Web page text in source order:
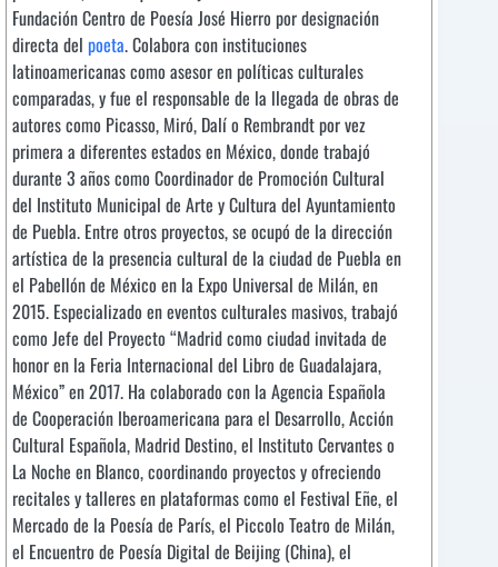
Fundación Centro de Poesía José Hierro por designación
directa del poeta. Colabora con instituciones
latinoamericanas como asesor en políticas culturales
comparadas, y fue el responsable de la llegada de obras de
autores como Picasso, Miró, Dalí o Rembrandt por vez
primera a diferentes estados en México, donde trabajó
durante 3 años como Coordinador de Promoción Cultural
del Instituto Municipal de Arte y Cultura del Ayuntamiento
de Puebla. Entre otros proyectos, se ocupó de la dirección
artística de la presencia cultural de la ciudad de Puebla en
el Pabellón de México en la Expo Universal de Milán, en
2015. Especializado en eventos culturales masivos, trabajó
como Jefe del Proyecto “Madrid como ciudad invitada de
honor en la Feria Internacional del Libro de Guadalajara,
México” en 2017. Ha colaborado con la Agencia Española
de Cooperación Iberoamericana para el Desarrollo, Acción
Cultural Española, Madrid Destino, el Instituto Cervantes o
La Noche en Blanco, coordinando proyectos y ofreciendo
recitales y talleres en plataformas como el Festival Eñe, el
Mercado de la Poesía de París, el Piccolo Teatro de Milán,
el Encuentro de Poesía Digital de Beijing (China), el